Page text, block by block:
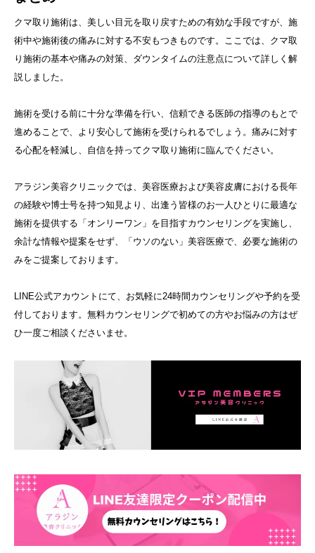
クマ取り施術は、美しい目元を取り戻すための有効な手段ですが、施
術中や施術後の痛みに対する不安もつきものです。ここでは、クマ取
り施術の基本や痛みの対策、ダウンタイムの注意点について詳しく解
説しました。
施術を受ける前に十分な準備を行い、信頼できる医師の指導のもとで
進めることで、より安心して施術を受けられるでしょう。痛みに対す
る心配を軽減し、自信を持ってクマ取り施術に臨んでください。
アラジン美容クリニックでは、美容医療および美容皮膚における長年
の経験や博士号を持つ知見より、出逢う皆様のお一人ひとりに最適な
施術を提供する「オンリーワン」を目指すカウンセリングを実施し、
余計な情報や提案をせず、「ウソのない」美容医療で、必要な施術の
みをご提案しております。
LINE公式アカウントにて、お気軽に24時間カウンセリングや予約を受
付しております。無料カウンセリングで初めての方やお悩みの方はぜ
ひ一度ご相談くださいませ。